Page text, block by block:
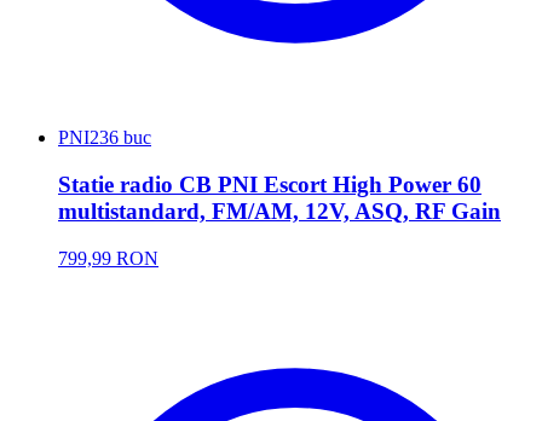
PNI236 buc
Statie radio CB PNI Escort High Power 60
multistandard, FM/AM, 12V, ASQ, RF Gain
799,99 RON